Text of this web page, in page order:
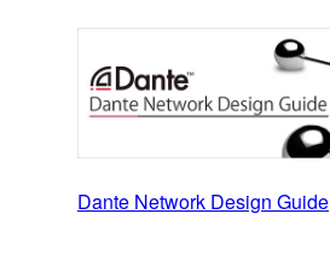
Dante Network Design Guide